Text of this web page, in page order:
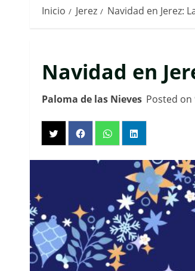
Inicio Jerez Navidad en Jerez:
Navidad en
Paloma de las Nieves Posted on